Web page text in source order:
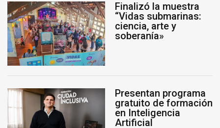
Finalizó la muestra
“Vidas submarinas:
ciencia, arte y
soberanía»
Presentan programa
gratuito de formación
en Inteligencia
Artificial